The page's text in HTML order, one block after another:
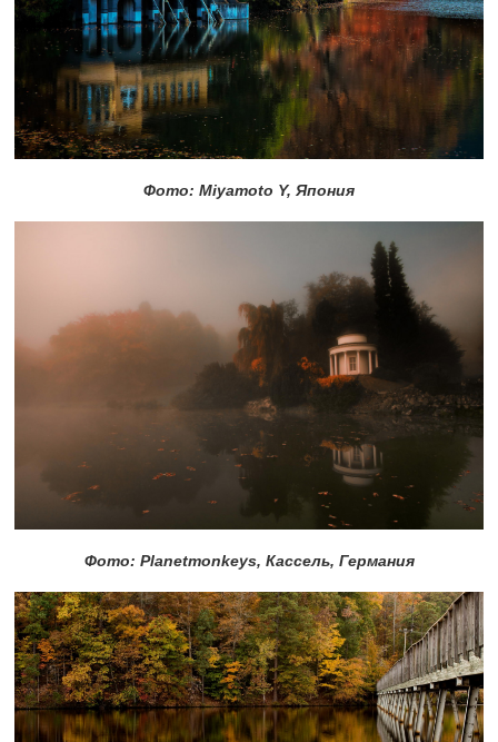
Фото: Miyamoto Y, Япония
Фото: Planetmonkeys, Кассель, Германия